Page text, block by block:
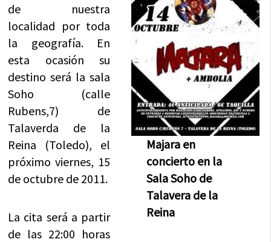
Majara en
concierto en la
Sala Soho de
Talavera de la
Reina
de nuestra
localidad por toda
la geografía. En
esta ocasión su
destino será la sala
Soho (calle
Rubens,7) de
Talaverda de la
Reina (Toledo), el
próximo viernes, 15
de octubre de 2011.
La cita será a partir
de las 22:00 horas